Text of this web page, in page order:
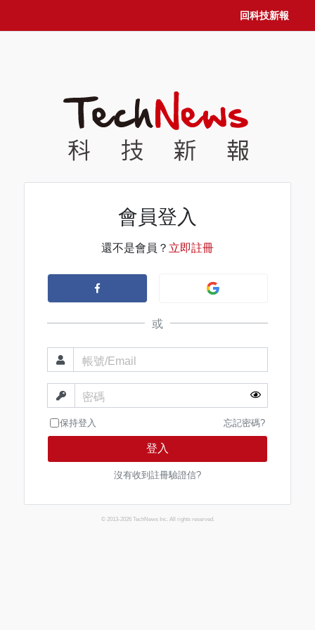
回科技新報
會員登入
還不是會員？ 立即註冊
或
帳號/Email
密碼
保持登入 忘記密碼?
登入
沒有收到註冊驗證信?
© 2013-2026 TechNews Inc. All rights reserved.